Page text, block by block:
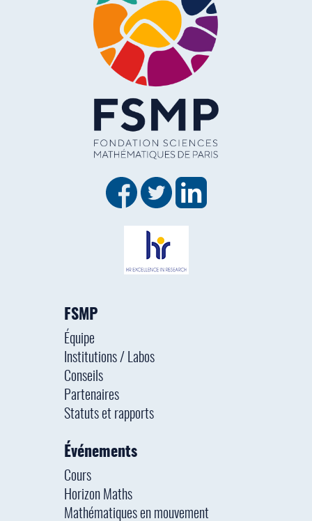
FSMP
Équipe
Institutions / Labos
Conseils
Partenaires
Statuts et rapports
Événements
Cours
Horizon Maths
Mathématiques en mouvement